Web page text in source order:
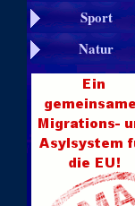
Sport
Natur